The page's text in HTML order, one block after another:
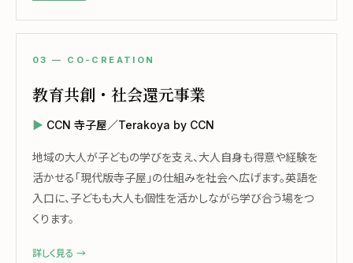
03 — CO-CREATION
教育共創・社会還元事業
CCN 寺子屋／Terakoya by CCN
地域の大人が子どもの学びを支え、大人自身も得意や経験を
活かせる「現代版寺子屋」の仕組みを社会へ広げます。英語を
入口に、子どもも大人も個性を活かしながら学び合う場をつ
くります。
詳しく見る →